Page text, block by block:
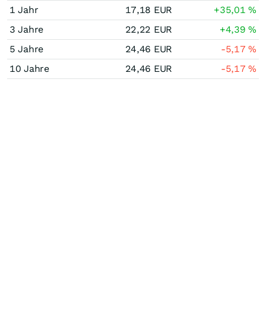
1 Jahr 17,18 EUR +35,01%
3 Jahre
22,22 EUR +4,39%
5 Jahre
24,46 EUR -5,17%
10 Jahre
24,46 EUR -5,17%